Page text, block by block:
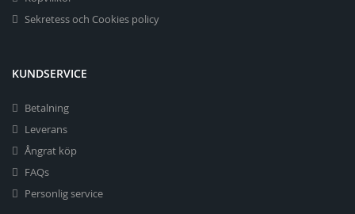
Sekretess och Cookies policy
KUNDSERVICE
Betalning
Leverans
Ångrat köp
FAQs
Personlig service